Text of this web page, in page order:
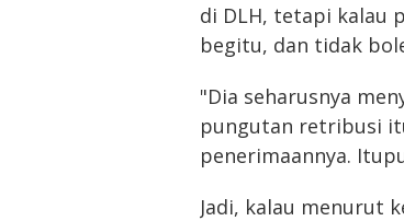
di DLH, tetapi kalau
begitu, dan tidak
"Dia seharusnya
pungutan retribusi
penerimaannya.
Jadi, kalau menurut